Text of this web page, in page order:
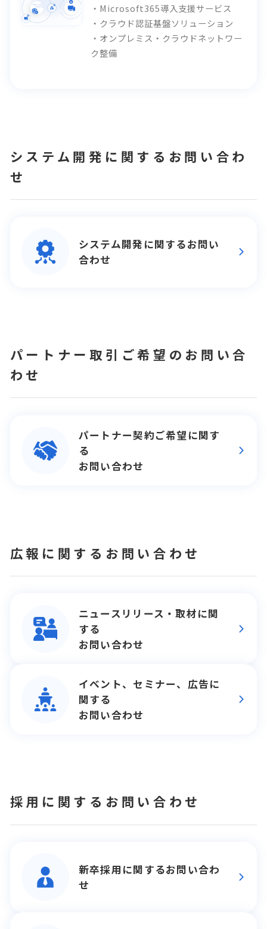
・Microsoft365導入支援サービス
・クラウド認証基盤ソリューション
・オンプレミス・クラウドネットワー
ク整備
システム開発に関するお問い合わ
せ
システム開発に関するお問い
合わせ
パートナー取引ご希望のお問い合
わせ
パートナー契約ご希望に関す
る
お問い合わせ
広報に関するお問い合わせ
ニュースリリース・取材に関
する
お問い合わせ
イベント、セミナー、広告に
関する
お問い合わせ
採用に関するお問い合わせ
新卒採用に関するお問い合わ
せ